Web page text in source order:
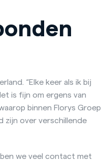
“Elke keer als ik bij
is fijn om ergens van
binnen Florys Groep
zijn over verschillende
we veel contact met